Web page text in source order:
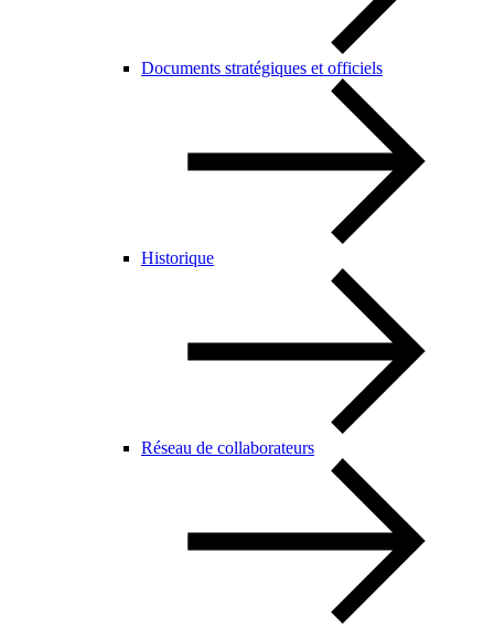
Documents stratégiques et officiels
Historique
Réseau de collaborateurs